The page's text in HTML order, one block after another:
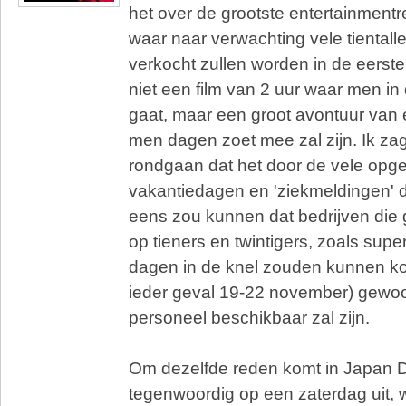
het over de grootste
waar naar verwachting vele
verkocht zullen worden in de
niet een film van 2 uur waar men
gaat, maar een groot avontuur van
men dagen zoet mee zal zijn. Ik
rondgaan dat het door de vele
vakantiedagen en 'ziekmeldingen'
eens zou kunnen dat bedrijven die
op tieners en twintigers, zoals
dagen in de knel zouden kunnen
ieder geval 19-22 november)
personeel beschikbaar zal zijn.
Om dezelfde reden komt in Japan
tegenwoordig op een zaterdag uit,